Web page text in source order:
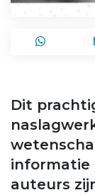
Dit
informatie
auteurs